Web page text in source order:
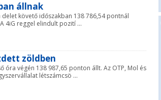
állnak
követő időszakban 138 786,54 pontnál
4iG reggel elindult pozití ...
zöldben
óra végén 138 987,65 ponton állt. Az OTP, Mol és
létszámcsö ...